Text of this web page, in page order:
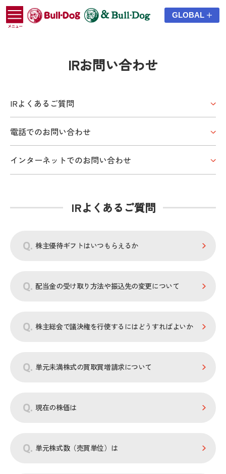
IRお問い合わせ
IRよくあるご質問
電話でのお問い合わせ
インターネットでのお問い合わせ
IRよくあるご質問
株主優待ギフトはいつもらえるか
配当金の受け取り方法や振込先の変更について
株主総会で議決権を行使するにはどうすればよいか
単元未満株式の買取買増請求について
現在の株価は
単元株式数（売買単位）は
GLOBAL